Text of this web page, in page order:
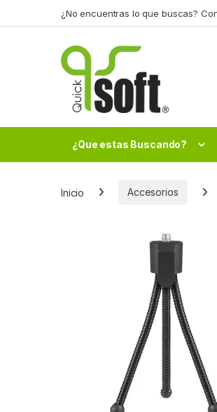
¿No encuentras lo que buscas?
¿Que estas Buscando?
Inicio Accesorios